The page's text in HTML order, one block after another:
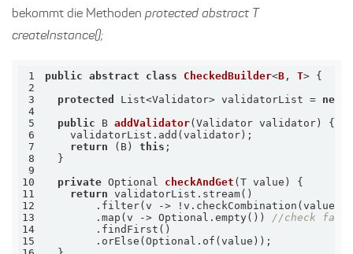
bekommt die Methoden protected abstract T
createInstance();
1 public abstract class CheckedBuilder<B , T>
2
3
protected List<Validator> validatorList = new
4
5
public B addValidator(Validator validator)
6
7
return (B) this
8
9
10
private Optional checkAndGet (T value)
11
return
12
13
        .map(v -> Optional.empty())
//check
14
15